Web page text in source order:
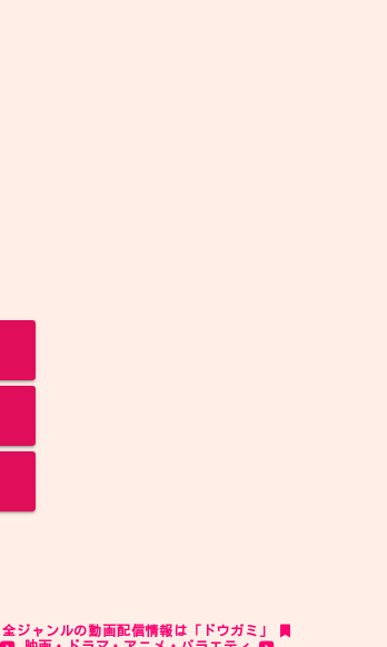
全ジャンルの動画配信情報は「ドウガミ」